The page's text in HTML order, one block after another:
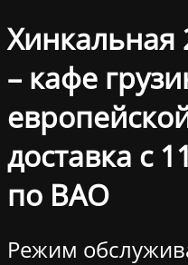
Хинкальная
– кафе
доставка с
по ВАО
Режим